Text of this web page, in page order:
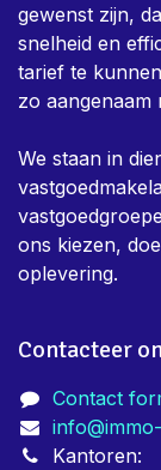
gewenst zijn,
snelheid en
tarief te
zo aangenaam
We staan in
ons kiezen,
oplevering.
Contacteer
Contact
Kantoren: